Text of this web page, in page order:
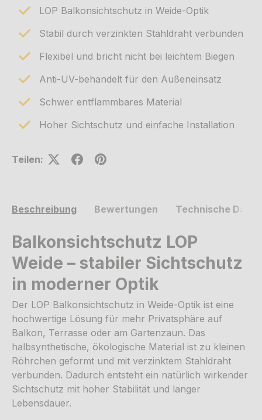
LOP Balkonsichtschutz in Weide-Optik
Stabil durch verzinkten Stahldraht verbunden
Flexibel und bricht nicht bei leichtem Biegen
Anti-UV-behandelt für den Außeneinsatz
Schwer entflammbares Material
Hoher Sichtschutz und einfache Installation
Teilen:
Beschreibung Bewertungen Technische Daten
Balkonsichtschutz LOP
Weide – stabiler Sichtschutz
in moderner Optik
Der LOP Balkonsichtschutz in Weide-Optik ist eine
hochwertige Lösung für mehr Privatsphäre auf
Balkon, Terrasse oder am Gartenzaun. Das
halbsynthetische, ökologische Material ist zu kleinen
Röhrchen geformt und mit verzinktem Stahldraht
verbunden. Dadurch entsteht ein natürlich wirkender
Sichtschutz mit hoher Stabilität und langer
Lebensdauer.